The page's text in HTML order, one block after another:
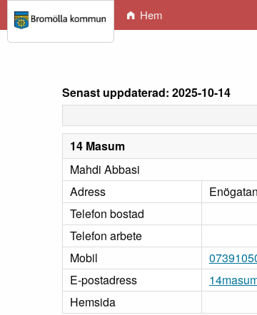
Hem
Senast uppdaterad: 2025-10-14
14 Masum
Mahdi Abbasi
Adress
Telefon bostad
Telefon arbete
Mobil
E-postadress
Hemsida